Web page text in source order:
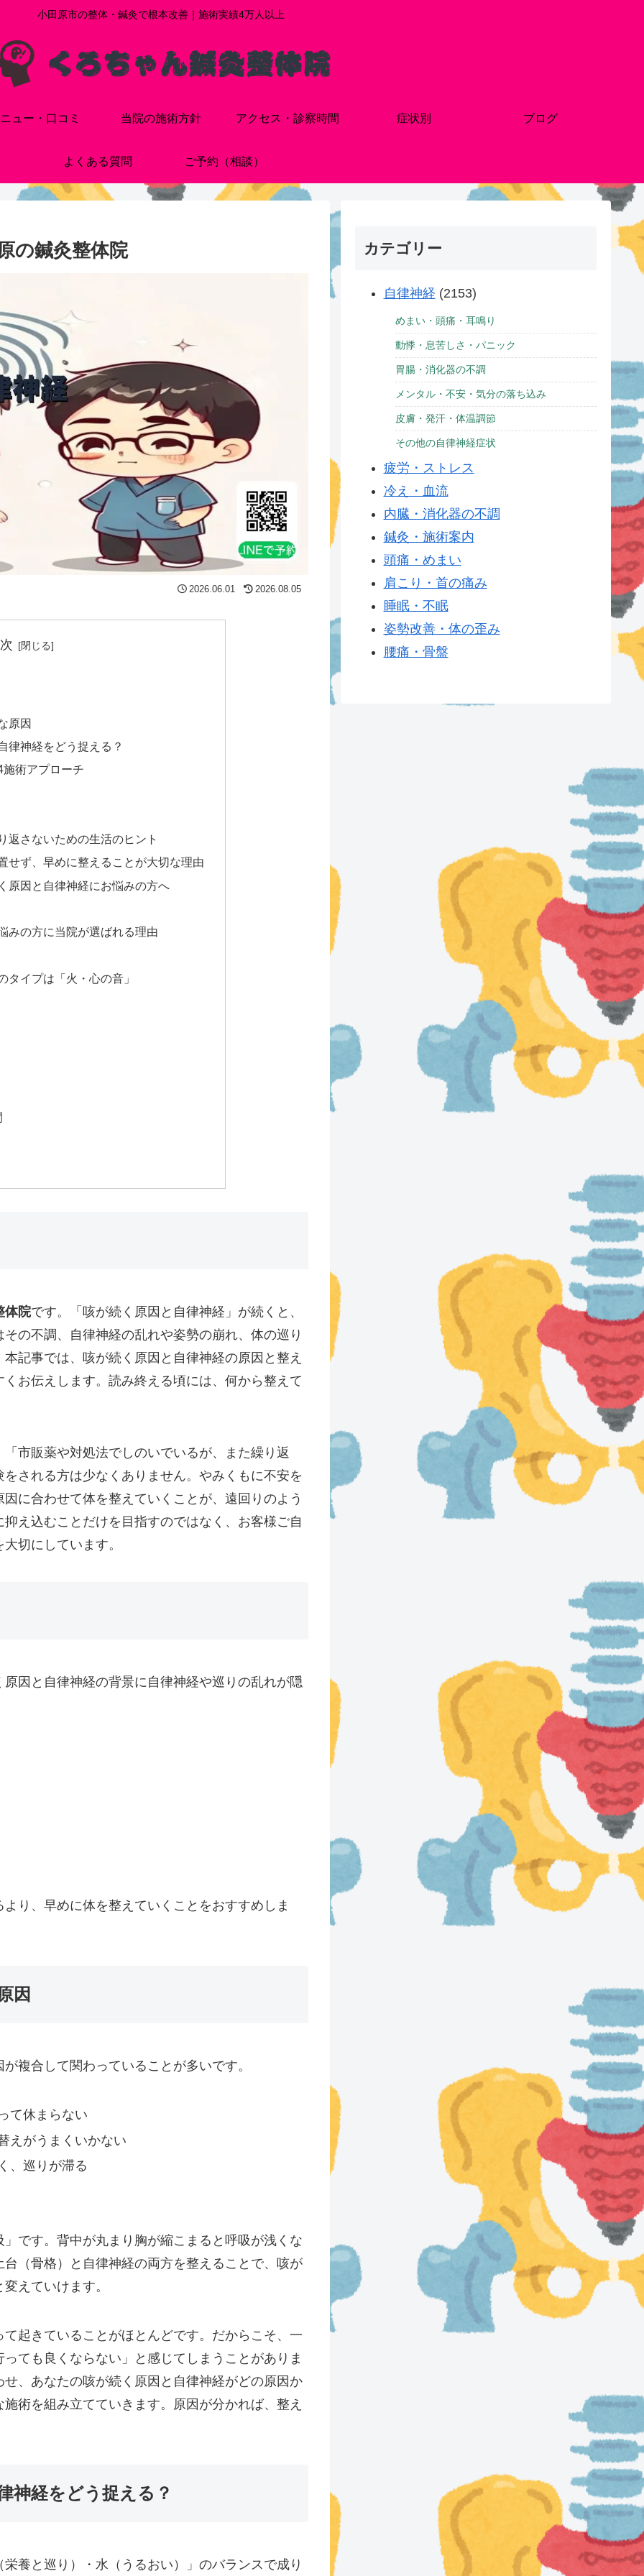
小田原市の整体・鍼灸で根本改善｜施術実績4万人以上
ュー・口コミ 当院の施術方針 アクセス・診察時間 症状別 ブログ
よくある質問 ご予約（相談）
の鍼灸整体院
2026.06.01 2026.08.05
原因
律神経をどう捉える？
術アプローチ
返さないための生活のヒント
せず、早めに整えることが大切な理由
原因と自律神経にお悩みの方へ
みの方に当院が選ばれる理由
タイプは「火・心の音」
体院です。「咳が続く原因と自律神経」が続くと、
の不調、自律神経の乱れや姿勢の崩れ、体の巡り
記事では、咳が続く原因と自律神経の原因と整え
お伝えします。読み終える頃には、何から整えて
市販薬や対処法でしのいでいるが、また繰り返
される方は少なくありません。やみくもに不安を
に合わせて体を整えていくことが、遠回りのよう
え込むことだけを目指すのではなく、お客様ご自
切にしています。
因と自律神経の背景に自律神経や巡りの乱れが隠
り、早めに体を整えていくことをおすすめしま
因
複合して関わっていることが多いです。
て休まらない
えがうまくいかない
、巡りが滞る
です。背中が丸まり胸が縮こまると呼吸が浅くな
（骨格）と自律神経の両方を整えることで、咳が
えていけます。
起きていることがほとんどです。だからこそ、一
ても良くならない」と感じてしまうことがありま
、あなたの咳が続く原因と自律神経がどの原因か
術を組み立てていきます。原因が分かれば、整え
神経をどう捉える？
養と巡り）・水（うるおい）」のバランスで成り
カテゴリー
自律神経 (2153)
めまい・頭痛・耳鳴り
動悸・息苦しさ・パニック
胃腸・消化器の不調
メンタル・不安・気分の落ち込み
皮膚・発汗・体温調節
その他の自律神経症状
疲労・ストレス
冷え・血流
内臓・消化器の不調
鍼灸・施術案内
頭痛・めまい
肩こり・首の痛み
睡眠・不眠
姿勢改善・体の歪み
腰痛・骨盤